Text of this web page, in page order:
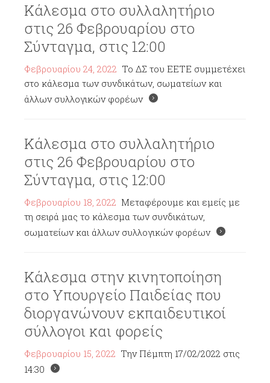
Κάλεσμα στο συλλαλητήριο
στις 26 Φεβρουαρίου στο
Σύνταγμα, στις 12:00
Φεβρουαρίου 24, 2022 Το ΔΣ του ΕΕΤΕ συμμετέχει
στο κάλεσμα των συνδικάτων, σωματείων και
άλλων συλλογικών φορέων
Κάλεσμα στο συλλαλητήριο
στις 26 Φεβρουαρίου στο
Σύνταγμα, στις 12:00
Φεβρουαρίου 18, 2022 Μεταφέρουμε και εμείς με
τη σειρά μας το κάλεσμα των συνδικάτων,
σωματείων και άλλων συλλογικών φορέων
Κάλεσμα στην κινητοποίηση
στο Υπουργείο Παιδείας που
διοργανώνουν εκπαιδευτικοί
σύλλογοι και φορείς
Φεβρουαρίου 15, 2022 Την Πέμπτη 17/02/2022 στις
14:30